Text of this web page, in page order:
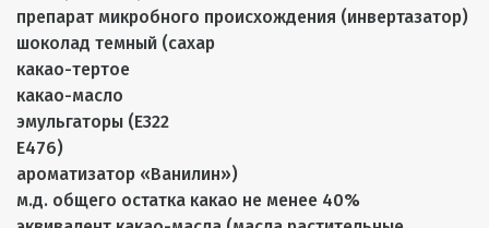
препарат микробного происхождения (инвертазатор)
шоколад темный (сахар
какао-тертое
какао-масло
эмульгаторы (Е322
Е476)
ароматизатор «Ванилин»)
м.д. общего остатка какао не менее 40%